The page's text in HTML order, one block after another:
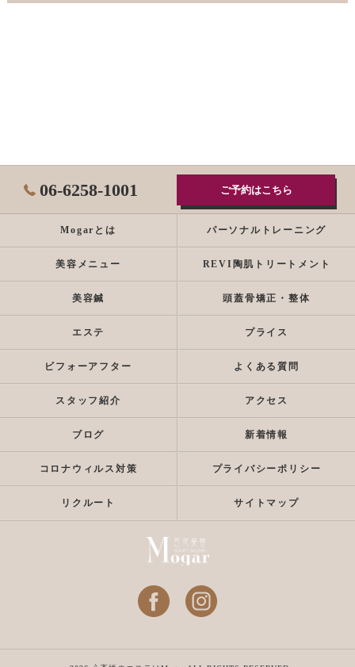
06-6258-1001 ご予約はこちら
Mogarとは パーソナルトレーニング
美容メニュー REVI陶肌トリートメント
美容鍼 頭蓋骨矯正・整体
エステ プライス
ビフォーアフター よくある質問
スタッフ紹介 アクセス
ブログ 新着情報
コロナウィルス対策 プライバシーポリシー
リクルート サイトマップ